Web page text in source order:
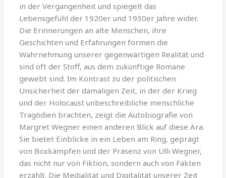
in der Vergangenheit und spiegelt das
Lebensgefühl der 1920er und 1930er Jahre wider.
Die Erinnerungen an alte Menschen, ihre
Geschichten und Erfahrungen formen die
Wahrnehmung unserer gegenwärtigen Realität und
sind oft der Stoff, aus dem zukünftige Romane
gewebt sind. Im Kontrast zu der politischen
Unsicherheit der damaligen Zeit, in der der Krieg
und der Holocaust unbeschreibliche menschliche
Tragödien brachten, zeigt die Autobiografie von
Margret Wegner einen anderen Blick auf diese Ära.
Sie bietet Einblicke in ein Leben am Ring, geprägt
von Boxkämpfen und der Präsenz von Ulli Wegner,
das nicht nur von Fiktion, sondern auch von Fakten
erzählt. Die Medialität und Digitalität unserer Zeit